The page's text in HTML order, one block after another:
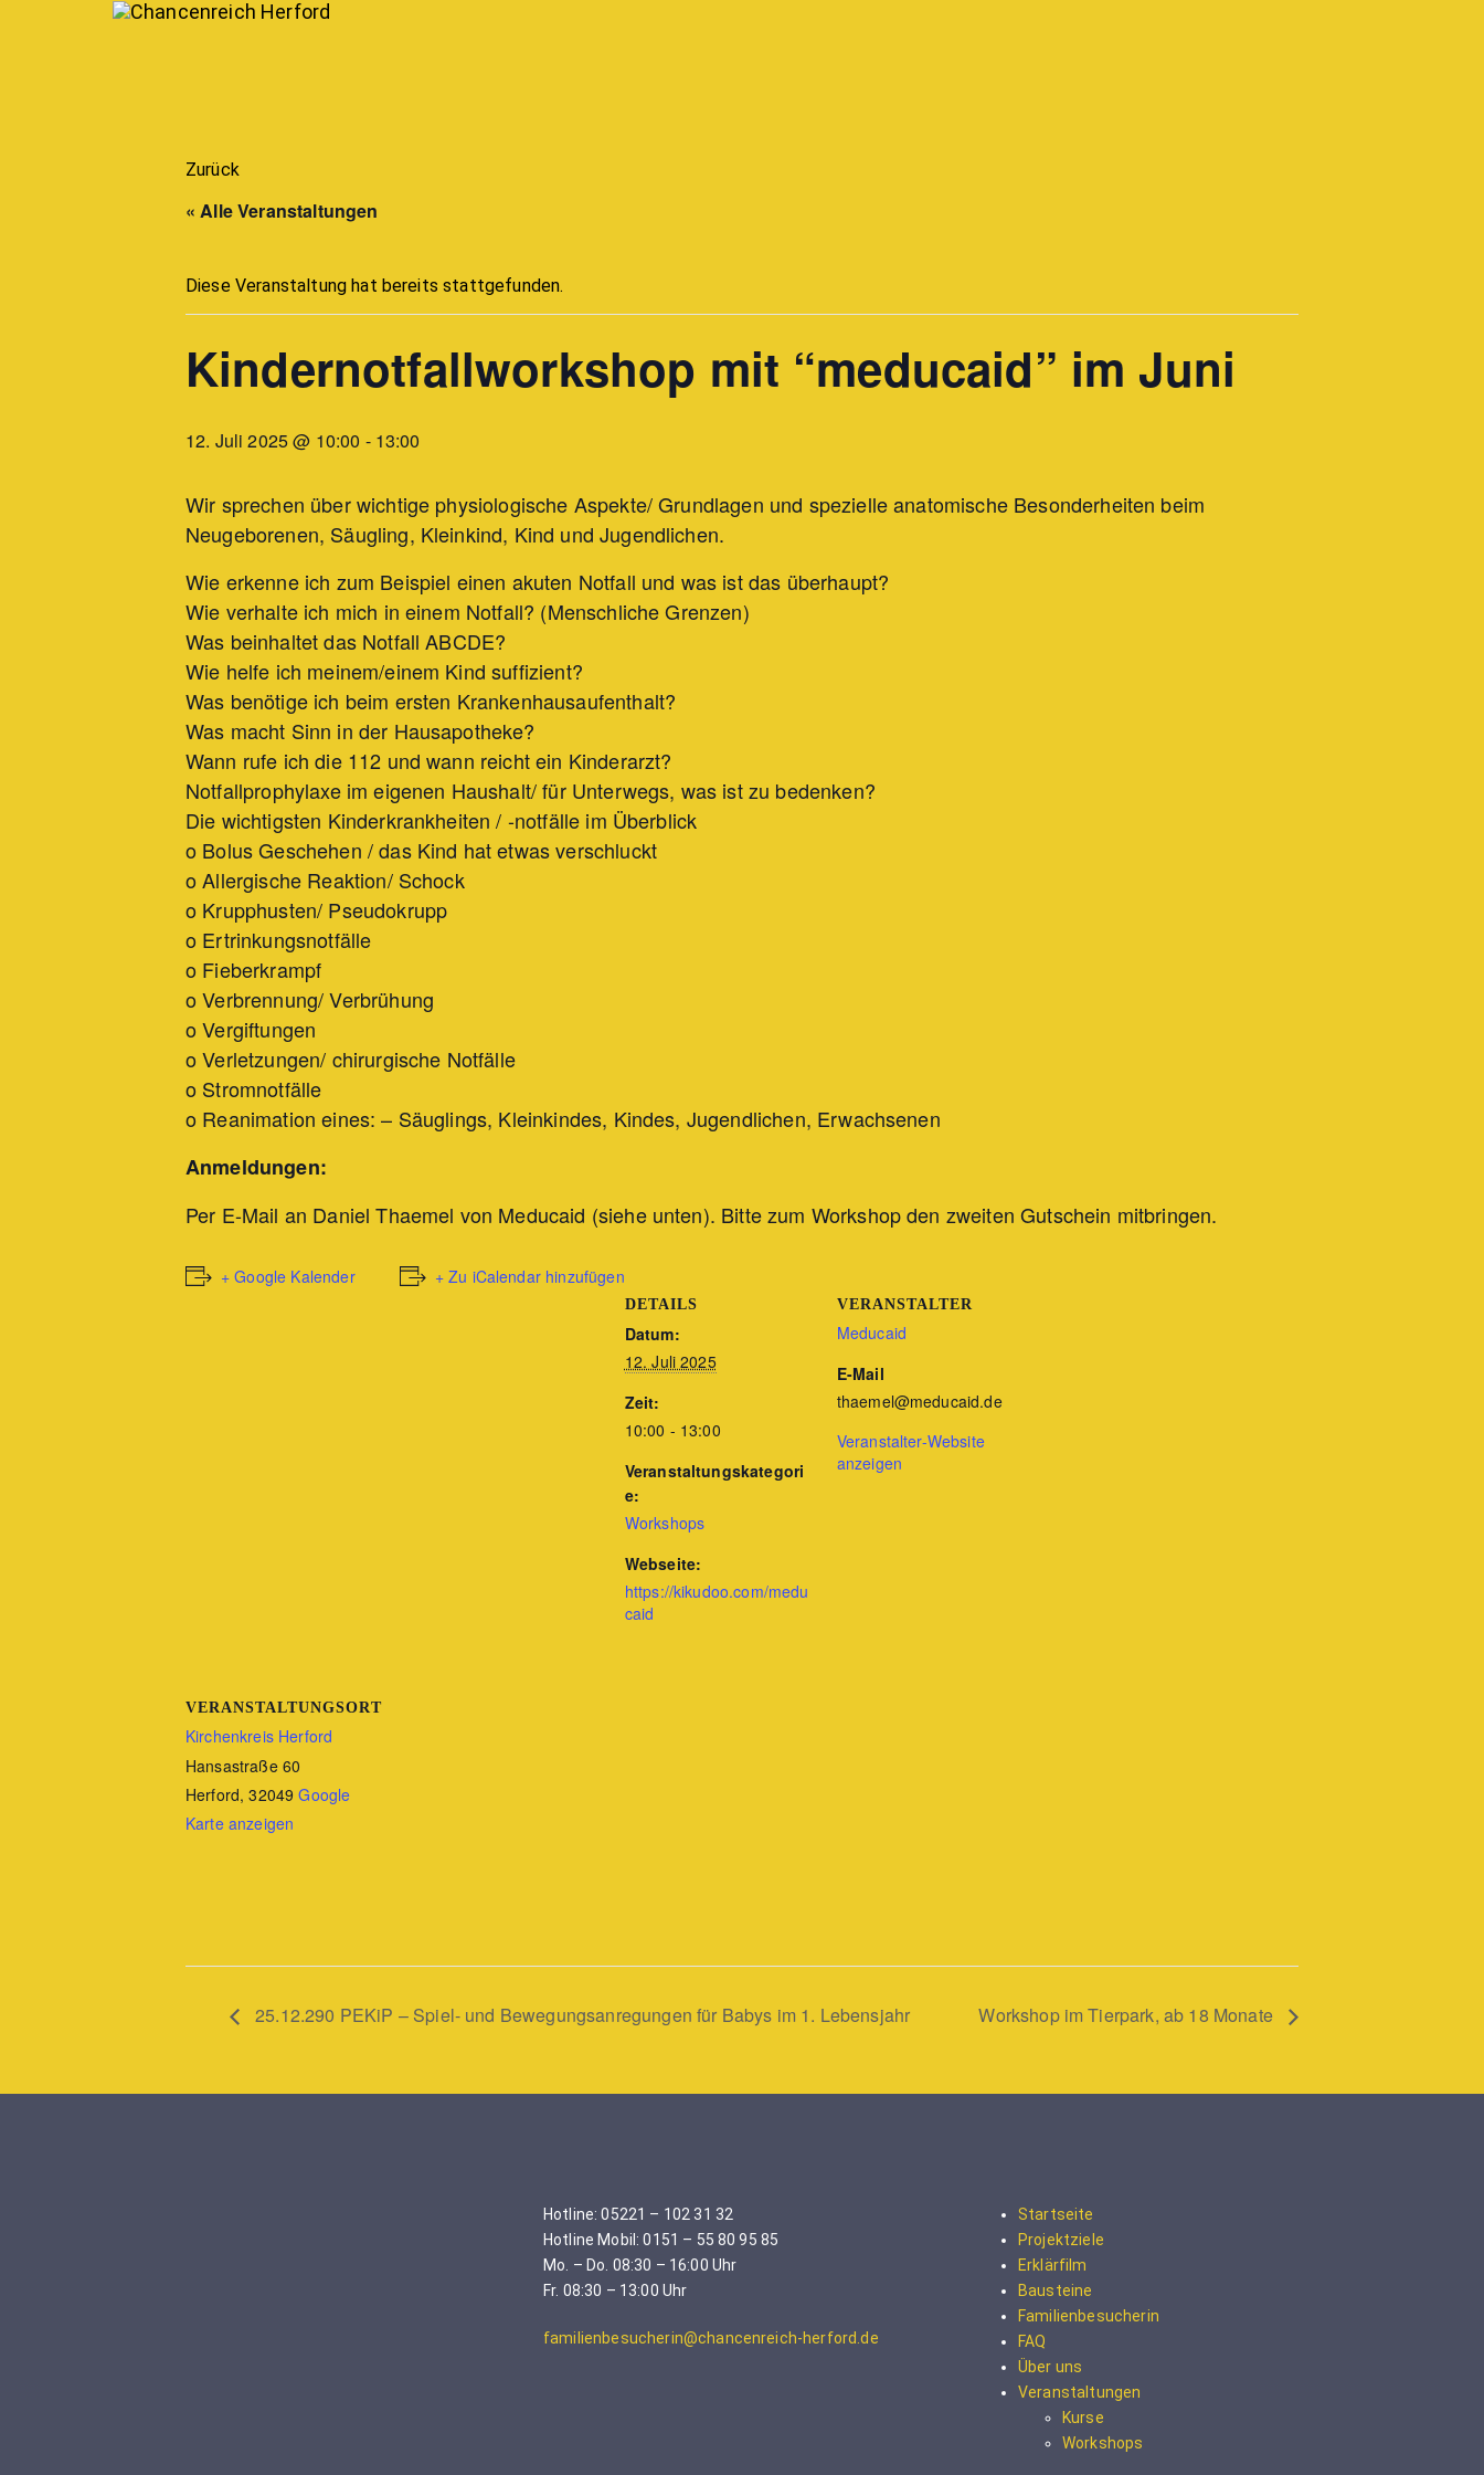
Zurück
« Alle Veranstaltungen
Diese Veranstaltung hat bereits stattgefunden.
Kindernotfallworkshop mit “meducaid” im Juni
12. Juli 2025 @ 10:00 - 13:00
Wir sprechen über wichtige physiologische Aspekte/ Grundlagen und spezielle anatomische Besonderheiten beim
Neugeborenen, Säugling, Kleinkind, Kind und Jugendlichen.
Wie erkenne ich zum Beispiel einen akuten Notfall und was ist das überhaupt?
Wie verhalte ich mich in einem Notfall? (Menschliche Grenzen)
Was beinhaltet das Notfall ABCDE?
Wie helfe ich meinem/einem Kind suffizient?
Was benötige ich beim ersten Krankenhausaufenthalt?
Was macht Sinn in der Hausapotheke?
Wann rufe ich die 112 und wann reicht ein Kinderarzt?
Notfallprophylaxe im eigenen Haushalt/ für Unterwegs, was ist zu bedenken?
Die wichtigsten Kinderkrankheiten / -notfälle im Überblick
o Bolus Geschehen / das Kind hat etwas verschluckt
o Allergische Reaktion/ Schock
o Krupphusten/ Pseudokrupp
o Ertrinkungsnotfälle
o Fieberkrampf
o Verbrennung/ Verbrühung
o Vergiftungen
o Verletzungen/ chirurgische Notfälle
o Stromnotfälle
o Reanimation eines: – Säuglings, Kleinkindes, Kindes, Jugendlichen, Erwachsenen
Anmeldungen:
Per E-Mail an Daniel Thaemel von Meducaid (siehe unten). Bitte zum Workshop den zweiten Gutschein mitbringen.
+ Google Kalender + Zu iCalendar hinzufügen
DETAILS
Datum:
12. Juli 2025
Zeit:
10:00 - 13:00
Veranstaltungskategori
e:
Workshops
Webseite:
https://kikudoo.com/medu
caid
VERANSTALTER
Meducaid
E-Mail
thaemel@meducaid.de
Veranstalter-Website
anzeigen
VERANSTALTUNGSORT
Kirchenkreis Herford
Hansastraße 60
Herford, 32049 Google
Karte anzeigen
25.12.290 PEKiP – Spiel- und Bewegungsanregungen für Babys im 1. Lebensjahr Workshop im Tierpark, ab 18 Monate
Hotline: 05221 – 102 31 32
Hotline Mobil: 0151 – 55 80 95 85
Mo. – Do. 08:30 – 16:00 Uhr
Fr. 08:30 – 13:00 Uhr
familienbesucherin@chancenreich-herford.de
Startseite
Projektziele
Erklärfilm
Bausteine
Familienbesucherin
FAQ
Über uns
Veranstaltungen
Kurse
Workshops